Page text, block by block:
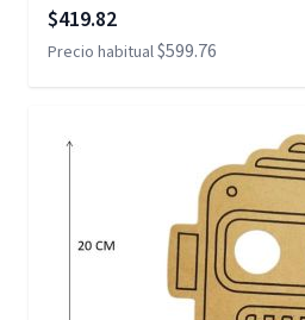
Precio especial
$419.82
Precio habitual$599.76